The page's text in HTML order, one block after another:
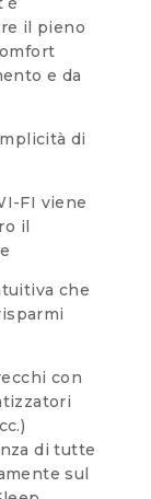
il pieno
e da
di
FI viene
il
che
con
di tutte
sul